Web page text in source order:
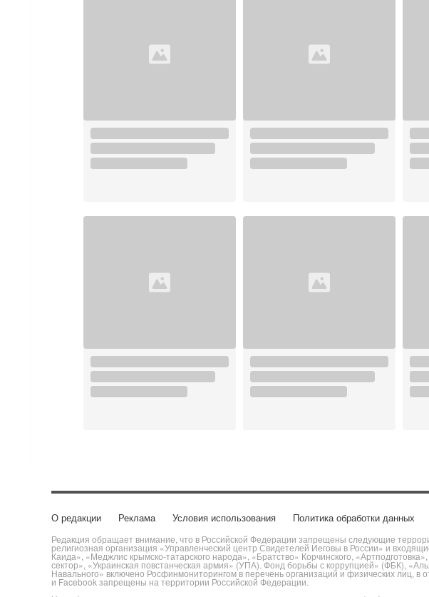
О редакции Реклама Условия использования Политика обработки данных
Редакция обращает внимание, что в Российской Федерации запрещены следующие
религиозная организация «Управленческий центр Свидетелей Иеговы в России» и
Каида», «Меджлис крымско-татарского народа», «Братство» Корчинского,
сектор», «Украинская повстанческая армия» (УПА). Фонд борьбы с коррупцией» (ФБК),
Навального» включено Росфинмониторингом в перечень организаций и физических лиц,
и Facebook запрещены на территории Российской Федерации.